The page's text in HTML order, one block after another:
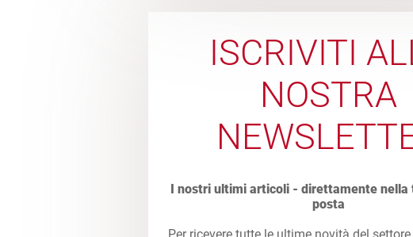
ISCRIVITI
NOSTRA
I nostri ultimi articoli - direttamente nella
posta